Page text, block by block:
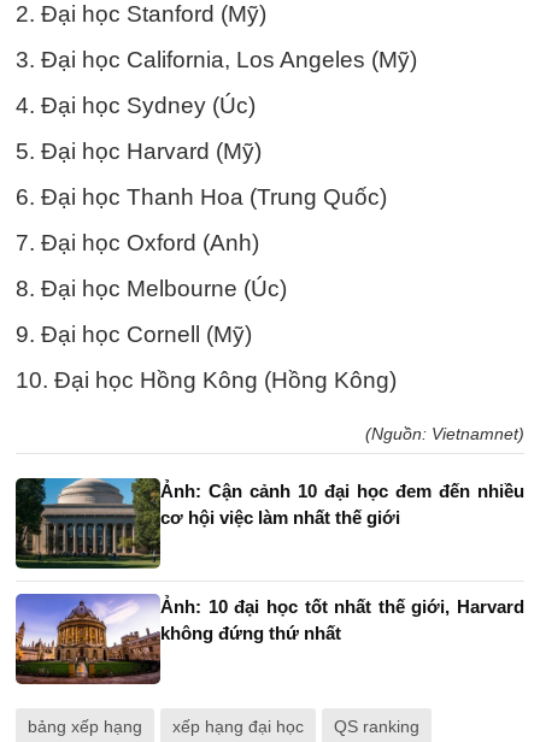
2. Đại học Stanford (Mỹ)
3. Đại học California, Los Angeles (Mỹ)
4. Đại học Sydney (Úc)
5. Đại học Harvard (Mỹ)
6. Đại học Thanh Hoa (Trung Quốc)
7. Đại học Oxford (Anh)
8. Đại học Melbourne (Úc)
9. Đại học Cornell (Mỹ)
10. Đại học Hồng Kông (Hồng Kông)
(Nguồn: Vietnamnet)
Ảnh: Cận cảnh 10 đại học đem đến nhiều
cơ hội việc làm nhất thế giới
Ảnh: 10 đại học tốt nhất thế giới, Harvard
không đứng thứ nhất
bảng xếp hạng xếp hạng đại học QS ranking